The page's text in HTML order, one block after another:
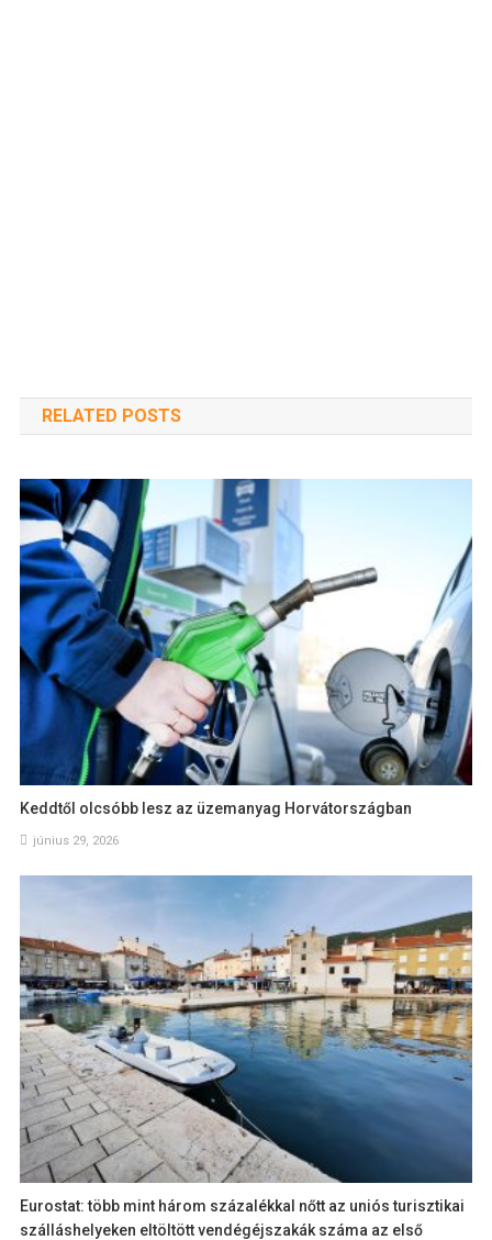
RELATED POSTS
Keddtől olcsóbb lesz az üzemanyag Horvátországban
június 29, 2026
Eurostat: több mint három százalékkal nőtt az uniós turisztikai
szálláshelyeken eltöltött vendégéjszakák száma az első